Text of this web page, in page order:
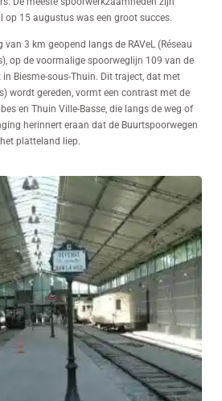
15 augustus was een groot succes.
3 km geopend langs de RAVeL (Réseau
op de voormalige spoorweglijn 109 van de
Biesme-sous-Thuin. Dit traject, dat met
wordt gereden, vormt een contrast met de
en Thuin Ville-Basse, die langs de weg of
herinnert eraan dat de Buurtspoorwegen
platteland liep.